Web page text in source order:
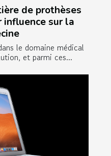
de prothèses
sur la
le domaine médical
et parmi ces...